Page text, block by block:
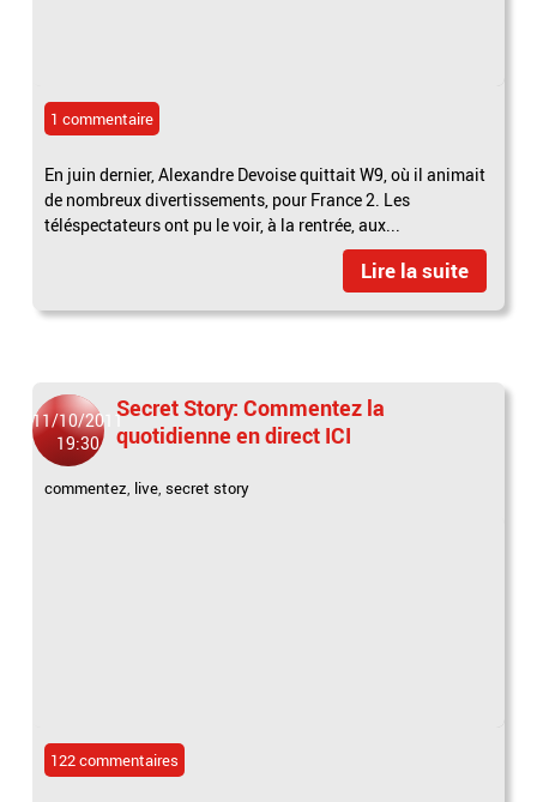
1 commentaire
En juin dernier, Alexandre Devoise quittait W9, où il animait
de nombreux divertissements, pour France 2. Les
téléspectateurs ont pu le voir, à la rentrée, aux...
Lire la suite
11/10/2011
19:30
Secret Story: Commentez la
quotidienne en direct ICI
commentez, live,secret story
122 commentaires